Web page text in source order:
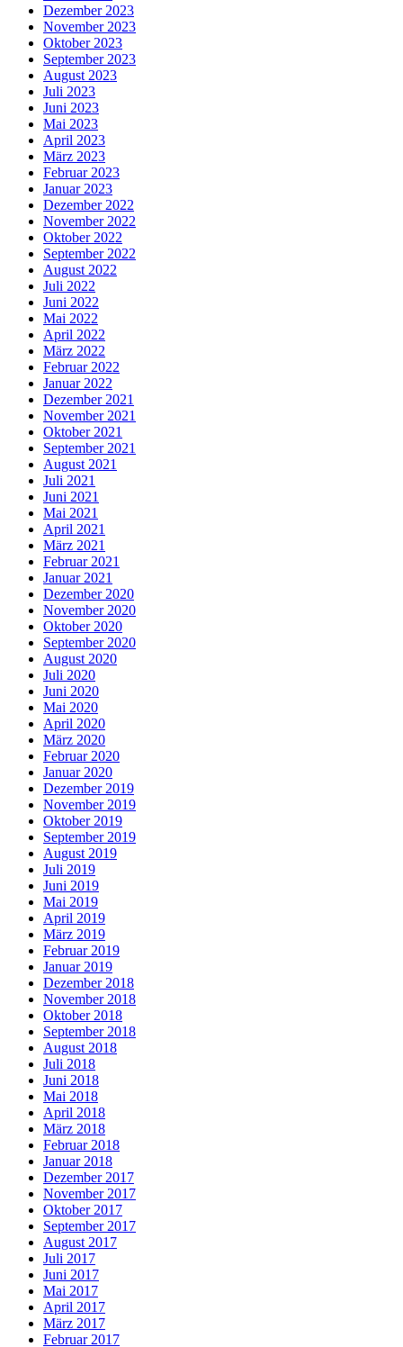
Dezember 2023
November 2023
Oktober 2023
September 2023
August 2023
Juli 2023
Juni 2023
Mai 2023
April 2023
März 2023
Februar 2023
Januar 2023
Dezember 2022
November 2022
Oktober 2022
September 2022
August 2022
Juli 2022
Juni 2022
Mai 2022
April 2022
März 2022
Februar 2022
Januar 2022
Dezember 2021
November 2021
Oktober 2021
September 2021
August 2021
Juli 2021
Juni 2021
Mai 2021
April 2021
März 2021
Februar 2021
Januar 2021
Dezember 2020
November 2020
Oktober 2020
September 2020
August 2020
Juli 2020
Juni 2020
Mai 2020
April 2020
März 2020
Februar 2020
Januar 2020
Dezember 2019
November 2019
Oktober 2019
September 2019
August 2019
Juli 2019
Juni 2019
Mai 2019
April 2019
März 2019
Februar 2019
Januar 2019
Dezember 2018
November 2018
Oktober 2018
September 2018
August 2018
Juli 2018
Juni 2018
Mai 2018
April 2018
März 2018
Februar 2018
Januar 2018
Dezember 2017
November 2017
Oktober 2017
September 2017
August 2017
Juli 2017
Juni 2017
Mai 2017
April 2017
März 2017
Februar 2017